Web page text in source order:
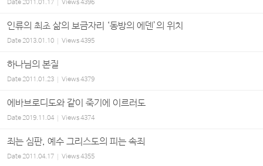
Date2011.01.17 Views4396
인류의 최초 삶의 보금자리 ‘동방의 에덴’의 위치
Date2013.01.10 Views4395
하나님의 본질
Date2011.01.23 Views4379
에바브로디도와 같이 죽기에 이르러도
Date2019.11.04 Views4374
죄는 심판, 예수 그리스도의 피는 속죄
Date2011.04.17 Views4355